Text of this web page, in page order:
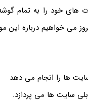
های خود را به تمام
می خواهیم درباره